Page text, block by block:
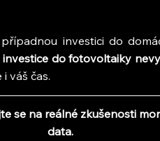
investici do
investice do fotovoltaiky
váš čas.
se na reálné zkušenosti
data.